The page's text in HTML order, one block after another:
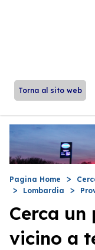
Torna al sito web
Pagina Home
Lombardia
Cerca
vicino a